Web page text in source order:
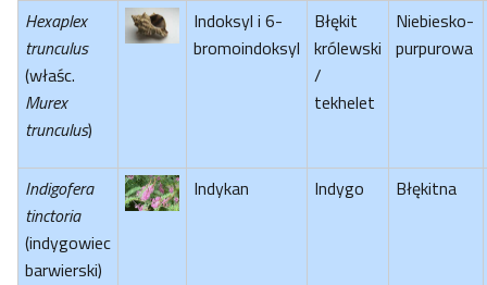
Hexaplex
trunculus
(właśc.
Murex
trunculus)
Indoksyl i 6-
bromoindoksyl
Błękit
królewski
/
tekhelet
Niebiesko-
purpurowa
Indigofera
tinctoria
(indygowiec
barwierski)
Indykan Indygo Błękitna